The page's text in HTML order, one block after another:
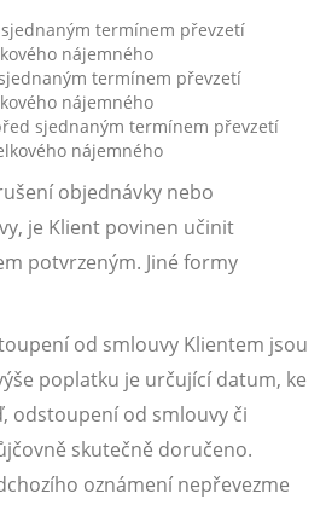
termínem převzetí
nájemného
termínem převzetí
nájemného
sjednaným termínem převzetí
nájemného
objednávky nebo
je Klient povinen učinit
potvrzeným. Jiné formy
od smlouvy Klientem jsou
poplatku je určující datum, ke
odstoupení od smlouvy či
skutečně doručeno.
oznámení nepřevezme